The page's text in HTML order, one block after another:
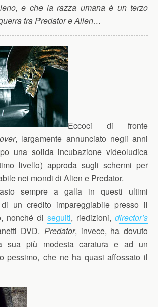
e che la razza umana è un terzo
tra Predator e Alien…
Eccoci di fronte
, largamente annunciato negli anni
una solida incubazione videoludica
livello) approda sugli schermi per
nei mondi di Alien e Predator.
sempre a galla in questi ultimi
di un credito impareggiabile presso il
nonché di seguiti, riedizioni, director’s
DVD. Predator, invece, ha dovuto
sua più modesta caratura e ad un
pessimo, che ne ha quasi affossato il